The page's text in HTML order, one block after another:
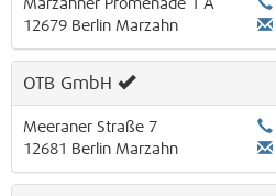
Marzahner Promenade 1 A
12679 Berlin Marzahn
OTB GmbH
Meeraner Straße 7
12681 Berlin Marzahn